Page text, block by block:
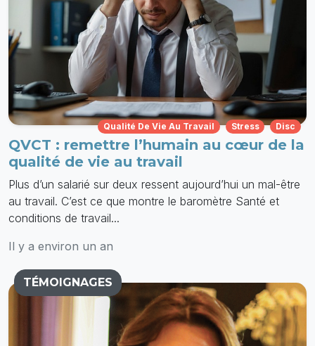
Qualité De Vie Au Travail Stress Disc
QVCT : remettre l’humain au cœur de la
qualité de vie au travail
Plus d’un salarié sur deux ressent aujourd’hui un mal-être
au travail. C’est ce que montre le baromètre Santé et
conditions de travail...
Il y a environ un an
TÉMOIGNAGES